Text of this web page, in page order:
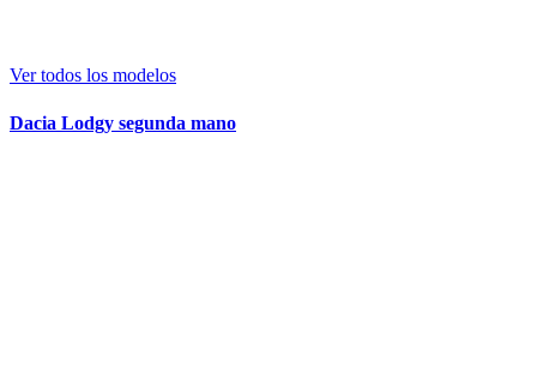
Ver todos los modelos
Dacia Lodgy segunda mano